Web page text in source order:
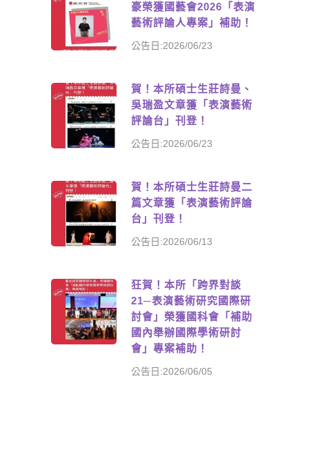
豪榮獲國藝會2026「表演
藝術評論人專案」補助！
公告日:2026/06/23
賀！本所碩士生莊詩曼、
吳瑞盈文章獲「表演藝術
評論台」刊登！
公告日:2026/06/23
賀！本所碩士生莊詩曼二
篇文章獲「表演藝術評論
台」刊登！
公告日:2026/06/13
狂賀！本所「跨界對談
21─表演藝術研究國際研
討會」榮獲國科會「補助
國內舉辦國際學術研討
會」專案補助！
公告日:2026/06/05